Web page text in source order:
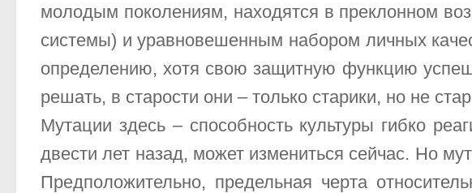
молодым поколениям, находятся в преклонном
системы) и уравновешенным набором личных
определению, хотя свою защитную функцию
решать, в старости они – только старики, но не
Мутации здесь – способность культуры гибко
двести лет назад, может измениться сейчас. Но
Предположительно, предельная черта